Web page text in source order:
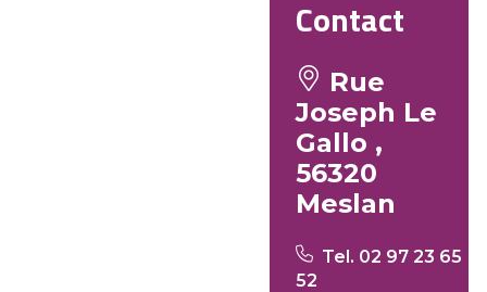
Contact
Rue
Joseph Le
Gallo ,
56320
Meslan
Tel. 02 97 23 65
52